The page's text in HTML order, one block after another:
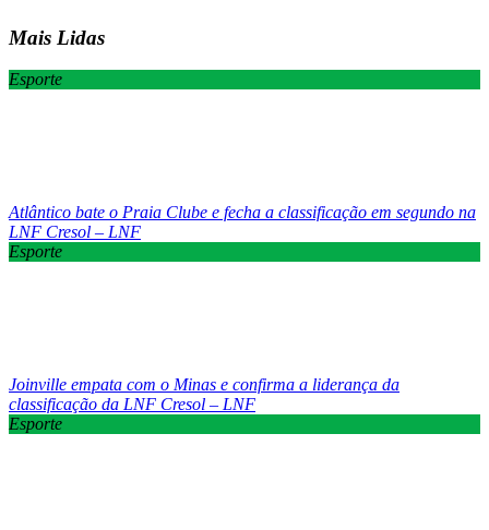
Mais Lidas
Esporte
Atlântico bate o Praia Clube e fecha a classificação em segundo na
LNF Cresol – LNF
Esporte
Joinville empata com o Minas e confirma a liderança da
classificação da LNF Cresol – LNF
Esporte